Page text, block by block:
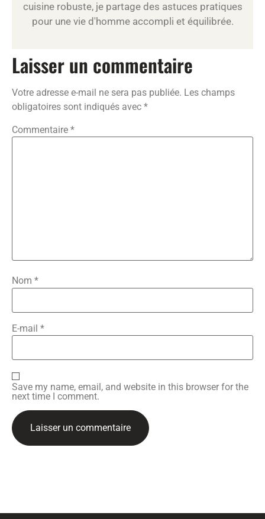
cuisine robuste, je partage des astuces pratiques
pour une vie d'homme accompli et équilibrée.
Laisser un commentaire
Votre adresse e-mail ne sera pas publiée. Les champs
obligatoires sont indiqués avec *
Commentaire *
Nom *
E-mail *
Save my name, email, and website in this browser for the
next time I comment.